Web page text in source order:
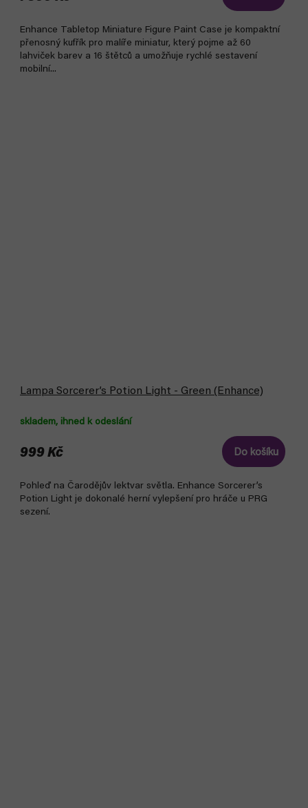
Enhance Tabletop Miniature Figure Paint Case je kompaktní
přenosný kufřík pro malíře miniatur, který pojme až 60
lahviček barev a 16 štětců a umožňuje rychlé sestavení
mobilní...
Lampa Sorcerer’s Potion Light - Green (Enhance)
skladem, ihned k odeslání
999 Kč Do košíku
Pohleď na Čarodějův lektvar světla. Enhance Sorcerer’s
Potion Light je dokonalé herní vylepšení pro hráče u PRG
sezení.